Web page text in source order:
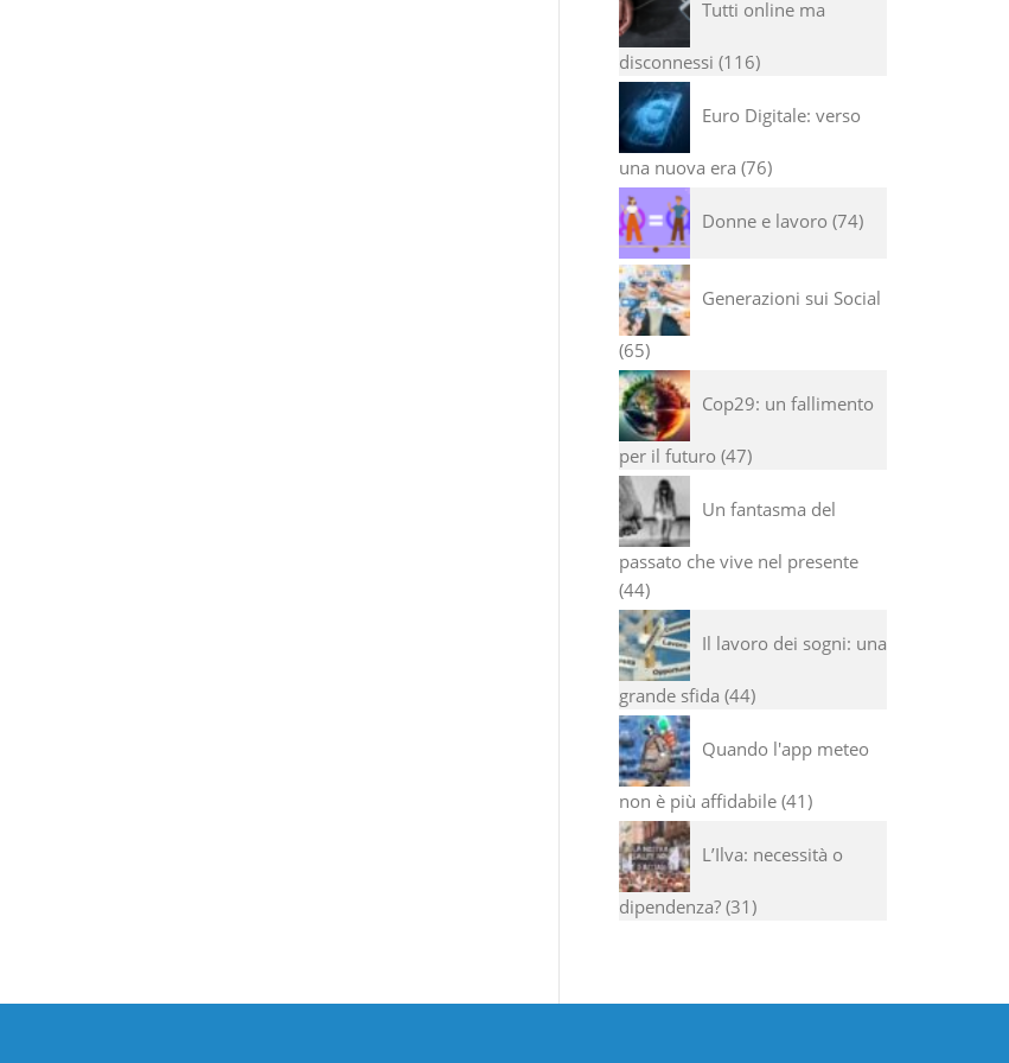
Tutti online ma
disconnessi 116
Euro Digitale: verso
una nuova era 76
Donne e lavoro 74
Generazioni sui Social
65
Cop29: un fallimento
per il futuro 47
Un fantasma del
passato che vive nel presente
44
Il lavoro dei sogni: una
grande sfida 44
Quando l'app meteo
non è più affidabile 41
L’Ilva: necessità o
dipendenza? 31